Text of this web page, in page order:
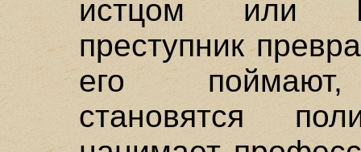
истцом или
преступник
его поймают,
становятся